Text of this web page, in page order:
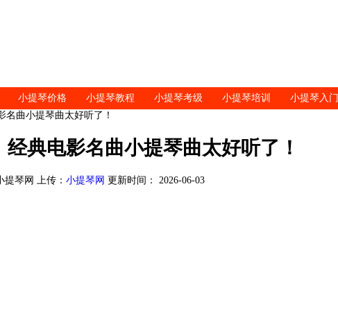
小提琴价格 小提琴教程 小提琴考级 小提琴培训 小提琴入门
名曲小提琴曲太好听了！
典电影名曲小提琴曲太好听了！
提琴网 上传： 小提琴网 更新时间： 2026-06-03